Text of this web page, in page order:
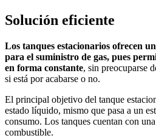
Solución eficiente
Los tanques estacionarios ofrecen
para el suministro de gas, pues
en forma constante, sin preocuparse
si está por acabarse o no.
El principal objetivo del tanque
estado líquido, mismo que pasa a un
consumo. Los tanques cuentan con
combustible.